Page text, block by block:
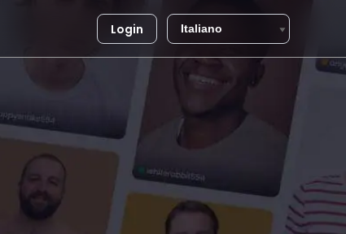
Login